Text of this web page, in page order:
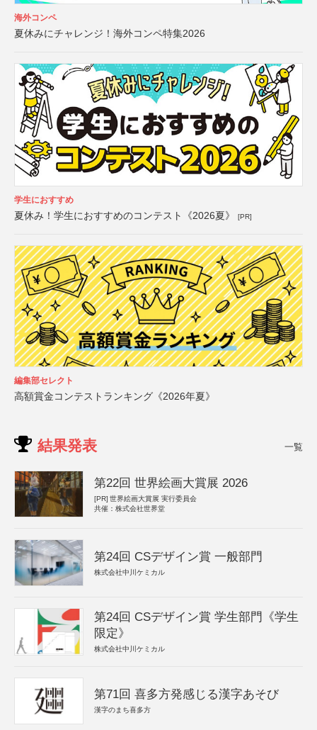
海外コンペ
夏休みにチャレンジ！海外コンペ特集2026
学生におすすめ
夏休み！学生におすすめのコンテスト《2026夏》 [PR]
編集部セレクト
高額賞金コンテストランキング《2026年夏》
結果発表 一覧
第22回 世界絵画大賞展 2026
[PR] 世界絵画大賞展 実行委員会
共催：株式会社世界堂
第24回 CSデザイン賞 一般部門
株式会社中川ケミカル
第24回 CSデザイン賞 学生部門《学生
限定》
株式会社中川ケミカル
第71回 喜多方発感じる漢字あそび
漢字のまち喜多方